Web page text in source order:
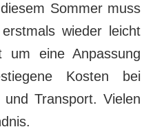
Sommer muss
wieder leicht
um eine Anpassung
Kosten bei
Transport. Vielen